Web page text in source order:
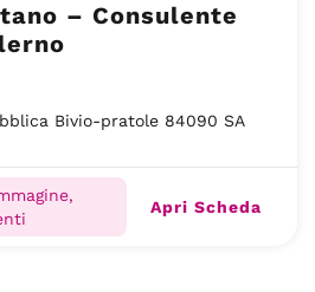
– Consulente
Bivio-pratole 84090 SA
Apri Scheda